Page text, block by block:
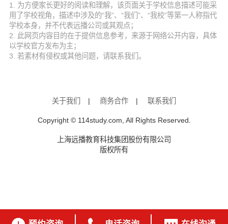
1. 为方便家长更好的阅读和理解，该页面关于学校信息描述可能采
用了学校视角，描述中涉及的“我”、“我们”、“我校”等第一人称指代
学校本身，并不代表远播公司或其观点；
2. 此网页内容目的在于提供信息参考，来源于网络公开内容，具体
以学校官方发布为主；
3. 若素材有侵权或其他问题，请联系我们。
关于我们 | 商务合作 | 联系我们
Copyright © 114study.com, All Rights Reserved.
上海远播教育科技集团股份有限公司
版权所有